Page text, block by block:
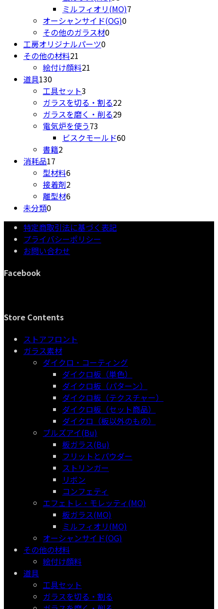
品
商
品
個
の
ミルフィオリ(MO)7
オーシャンサイド(OG)00
その他のガラス材00
工房オリジナルパーツ00
その他の材料21
個
商
品
絵付け顔料21
商
品
道具130130
個
の
商
品
工具セット3
個
の
商
品
ガラスを切る・割る2222
個
商
ガラスを磨く・削る2929
の
電気炉を使う73
個
ビスクモールド6060
書籍22
の
商
品
消耗品17
個
の
商
型材料66
個
の
品
接着剤22
個
商
品
離型材66
の
商
品
未分類00
個
の
商
品
特定商取引法に基づく表記
プライバシーポリシー
お問い合わせ
Facebook
Store Contents
ストアフロント
ガラス素材
ダイクロ・コーティング
ダイクロ板（単色）
ダイクロ板（パターン）
ダイクロ板（テクスチャー）
ダイクロ板（セット商品）
ダイクロ（板以外のもの）
ブルズアイ(Bu)
板ガラス(Bu)
フリットとパウダー
ストリンガー
リボン
コンフェティ
エフェトレ・モレッティ(MO)
板ガラス(MO)
ミルフィオリ(MO)
オーシャンサイド(OG)
その他の材料
絵付け顔料
道具
工具セット
ガラスを切る・割る